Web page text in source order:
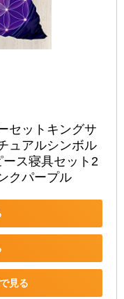
セットキングサ
ュアルシンボル
ス寝具セット2
クパープル
見る